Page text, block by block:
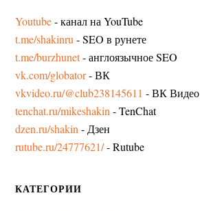
Youtube- канал на YouTube
t.me/shakinru - SEO в рунете
t.me/burzhunet- англоязычное SEO
vk.com/globator- ВК
vkvideo.ru/@club238145611 - ВК Видео
tenchat.ru/mikeshakin - TenChat
dzen.ru/shakin - Дзен
rutube.ru/24777621/- Rutube
КАТЕГОРИИ